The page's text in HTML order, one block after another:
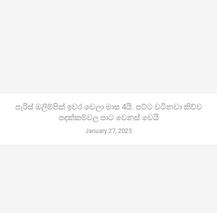
පැරිස් ඔලිම්පික් ඉවර වෙලා මාස 4යි. පට්ට වටිනවා කිව්ව
පදක්කම්වල පාට වෙනස් වෙයි
January 27, 2025